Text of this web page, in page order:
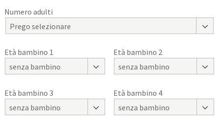
Numero adulti
Prego selezionare
Età bambino 1
senza bambino
Età bambino 2
senza bambino
Età bambino 3
senza bambino
Età bambino 4
senza bambino